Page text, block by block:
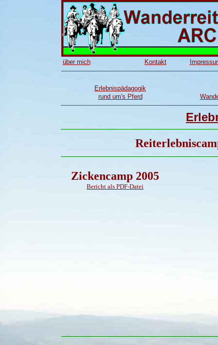
über mich Kontakt
Erlebnispädagogik
rund um's Pferd
Zickencamp 2005
Bericht als PDF-Datei